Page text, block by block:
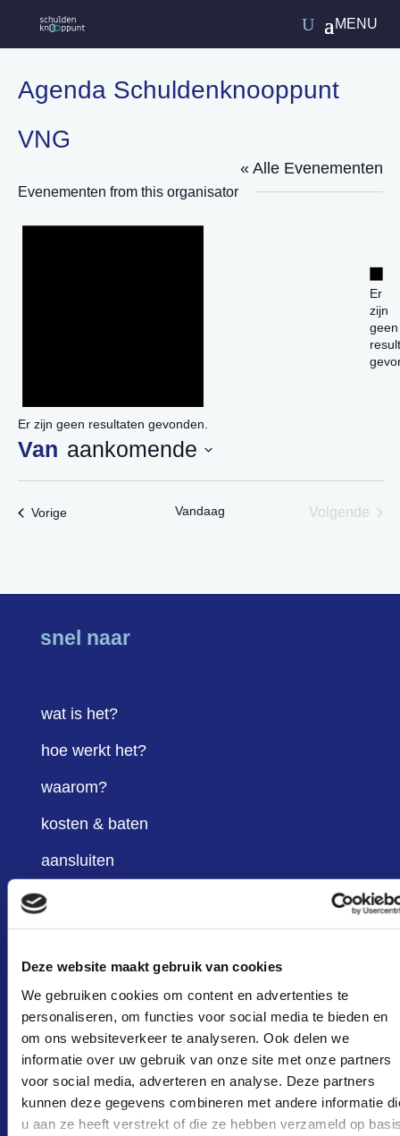
Deze website maakt gebruik van cookies
We gebruiken cookies om content en advertenties te
personaliseren, om functies voor social media te bieden en
om ons websiteverkeer te analyseren. Ook delen we
informatie over uw gebruik van onze site met onze partners
voor social media, adverteren en analyse. Deze partners
kunnen deze gegevens combineren met andere informatie
u aan ze heeft verstrekt of die ze hebben verzameld op
Agenda Schuldenknooppunt
VNG
« Alle Evenementen
Evenementen from this organisator
Er
zijn
geen
Er zijn geen resultaten gevonden.
aankomende
Selecteer
datum.
VorigeEvenementen Vandaag
Volgende
snel naar
wat is het?
hoe werkt het?
waarom?
kosten & baten
aansluiten
deelnemers
infoportaal
over ons
actueel
FAQ
contact